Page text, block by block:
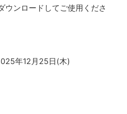
ウンロードしてご使用くださ
年12月25日(木)